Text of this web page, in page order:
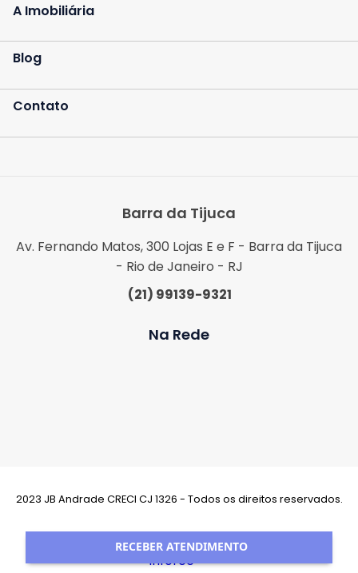
RECEBER ATENDIMENTO
A Imobiliária
Blog
Contato
Barra da Tijuca
Av. Fernando Matos, 300 Lojas E e F - Barra da Tijuca
- Rio de Janeiro - RJ
(21) 99139-9321
Na Rede
2023 JB Andrade CRECI CJ 1326 - Todos os direitos reservados.